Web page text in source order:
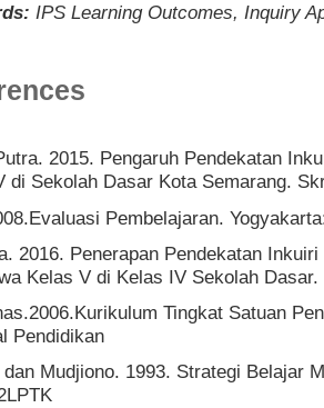
IPS Learning Outcomes, Inquiry
2015. Pengaruh Pendekatan
di Sekolah Dasar Kota Semarang.
Pembelajaran.
2016. Penerapan Pendekatan
Kelas V di Kelas IV Sekolah
Tingkat Satuan
Pendidikan
Mudjiono. 1993. Strategi Belajar